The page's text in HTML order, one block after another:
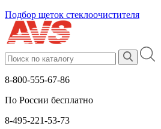
Подбор щеток стеклоочистителя
8-800-555-67-86
По России бесплатно
8-495-221-53-73